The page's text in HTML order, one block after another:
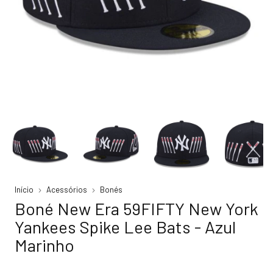
Início Acessórios Bonés
Boné New Era 59FIFTY New York
Yankees Spike Lee Bats - Azul
Marinho